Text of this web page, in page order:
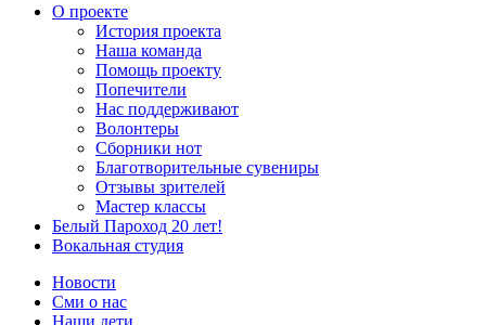
О проекте
История проекта
Наша команда
Помощь проекту
Попечители
Нас поддерживают
Волонтеры
Сборники нот
Благотворительные сувениры
Отзывы зрителей
Мастер классы
Белый Пароход 20 лет!
Вокальная студия
Новости
Сми о нас
Наши дети